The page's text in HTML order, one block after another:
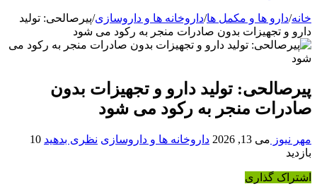
خانه/دارو ها و مکمل ها/داروخانه ها و داروسازی/پیرصالحی: تولید
دارو و تجهیزات بدون صادرات منجر به رکود می شود
پیرصالحی: تولید دارو و تجهیزات بدون
صادرات منجر به رکود می شود
مهر نیوز می 13, 2026 داروخانه ها و داروسازی نظری بدهید 10
بازدید
اشتراک گذاری